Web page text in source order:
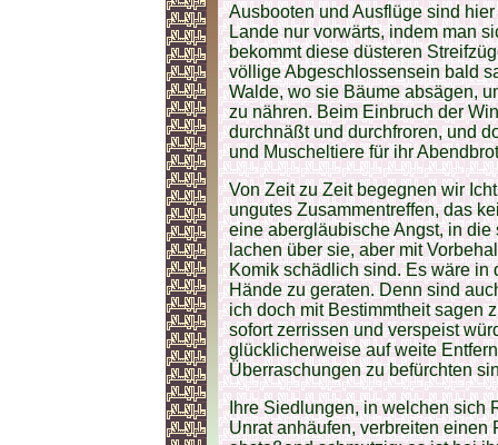
Ausbooten und Ausflüge sind
Lande nur vorwärts, indem man
bekommt diese düsteren
völlige Abgeschlossensein bald
Walde, wo sie Bäume absägen,
zu nähren. Beim Einbruch der
durchnäßt und durchfroren, und
und Muscheltiere für ihr
Von Zeit zu Zeit begegnen wir
ungutes Zusammentreffen, das
eine abergläubische Angst, in
lachen über sie, aber mit
Komik schädlich sind. Es wäre in
Hände zu geraten. Denn sind
ich doch mit Bestimmtheit sagen
sofort zerrissen und verspeist
glücklicherweise auf weite
Überraschungen zu befürchten
Ihre Siedlungen, in welchen sich
Unrat anhäufen, verbreiten einen